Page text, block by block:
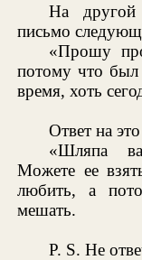
На другой
письмо
«Прошу
потому что был
время, хоть
Ответ на
«Шляпа
Можете ее
любить, а
мешать.
P. S. Не